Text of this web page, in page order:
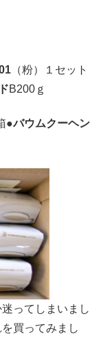
（粉）１セット
B200ｇ
●バウムクーヘン
ってしまいまし
買ってみまし